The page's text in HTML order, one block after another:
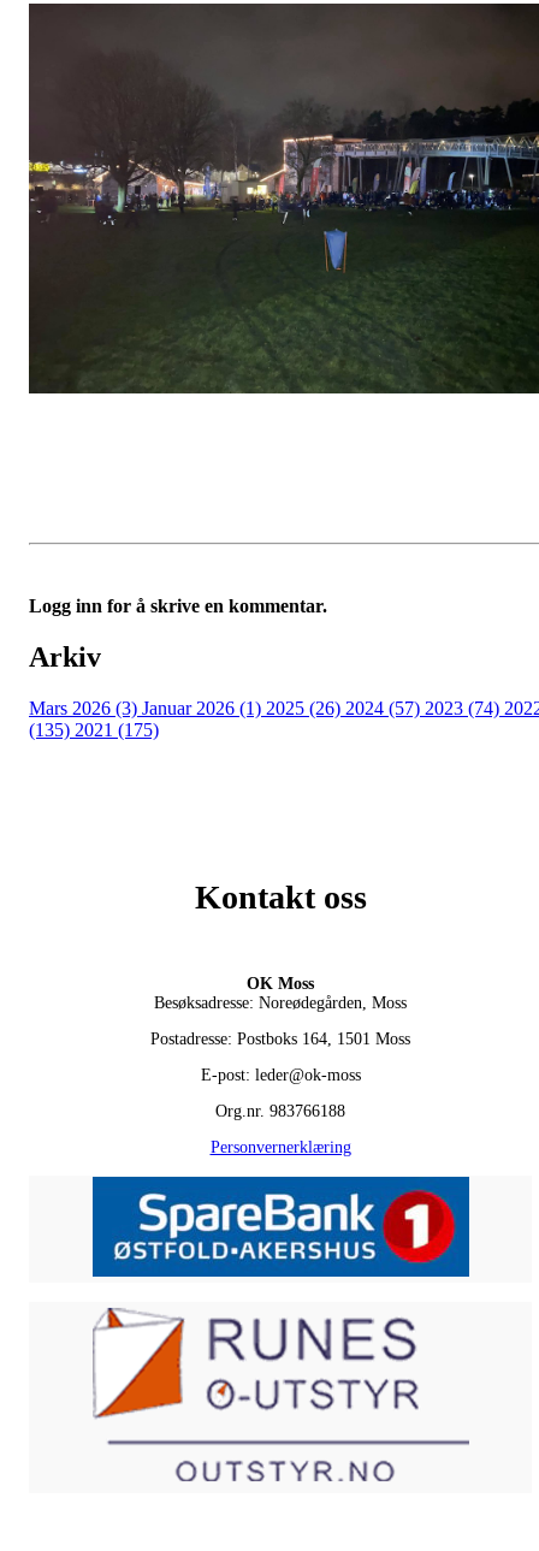
Logg inn for å skrive en kommentar.
Arkiv
Mars 2026 (3) Januar 2026 (1) 2025 (26) 2024 (57) 2023 (74)
(135) 2021 (175)
Kontakt oss
OK Moss
Besøksadresse: Noreødegården, Moss
Postadresse: Postboks 164, 1501 Moss
E-post: leder@ok-moss
Org.nr. 983766188
Personvernerklæring